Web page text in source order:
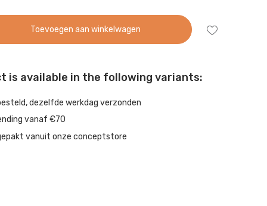
Toevoegen aan winkelwagen
is available in the following variants:
dezelfde werkdag verzonden
vanaf €70
vanuit onze conceptstore